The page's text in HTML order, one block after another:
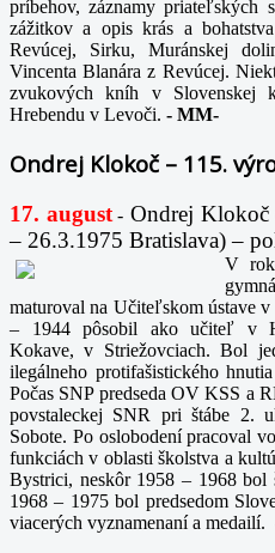
príbehov, záznamy priateľských
zážitkov a opis krás a
Revúcej, Sirku, Muránskej
Vincenta Blanára z Revúcej.
zvukových kníh v Slovenskej
Hrebendu v Levoči. - MM-
Ondrej Klokoč – 115.
17. august- Ondrej Klokoč
– 26.3.1975 Bratislava) –
V
maturoval na Učiteľskom ústave
– 1944 pôsobil ako učiteľ v
Kokave, v Striežovciach. Bol
ilegálneho protifašistického
Počas SNP predseda OV KSS a
povstaleckej SNR pri štábe 2.
Sobote. Po oslobodení pracoval
funkciách v oblasti školstva a
Bystrici, neskôr 1958 – 1968 bol
1968 – 1975 bol predsedom
viacerých vyznamenaní a medailí.